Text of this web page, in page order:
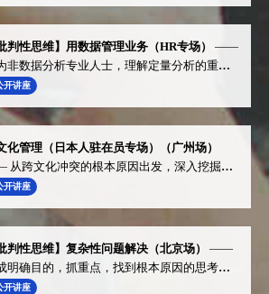
判性思维】用数据管理业务（HR专场） ——
非数据分析专业人士，理解定量分析的重要
掌握管理业务时必要的分析思路
开讲座
化管理（日本人驻在员专场）（广州场）
入挖掘在
化环境中管理不善的原因，重新审视自身的
开讲座
判性思维】复杂性问题解决（北京场） ——
明确目的，抓重点，找到根本原因的思考习
开讲座